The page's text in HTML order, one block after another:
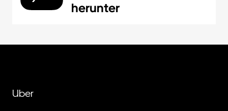
herunter
Uber